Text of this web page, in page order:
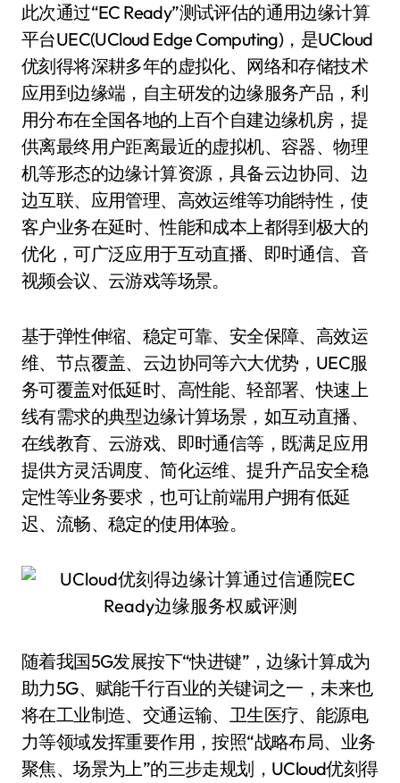
此次通过“EC Ready”测试评估的通用边缘计算
平台UEC(UCloud Edge Computing)，是UCloud
优刻得将深耕多年的虚拟化、网络和存储技术
应用到边缘端，自主研发的边缘服务产品，利
用分布在全国各地的上百个自建边缘机房，提
供离最终用户距离最近的虚拟机、容器、物理
机等形态的边缘计算资源，具备云边协同、边
边互联、应用管理、高效运维等功能特性，使
客户业务在延时、性能和成本上都得到极大的
优化，可广泛应用于互动直播、即时通信、音
视频会议、云游戏等场景。
基于弹性伸缩、稳定可靠、安全保障、高效运
维、节点覆盖、云边协同等六大优势，UEC服
务可覆盖对低延时、高性能、轻部署、快速上
线有需求的典型边缘计算场景，如互动直播、
在线教育、云游戏、即时通信等，既满足应用
提供方灵活调度、简化运维、提升产品安全稳
定性等业务要求，也可让前端用户拥有低延
迟、流畅、稳定的使用体验。
随着我国5G发展按下“快进键”，边缘计算成为
助力5G、赋能千行百业的关键词之一，未来也
将在工业制造、交通运输、卫生医疗、能源电
力等领域发挥重要作用，按照“战略布局、业务
聚焦、场景为上”的三步走规划，UCloud优刻得